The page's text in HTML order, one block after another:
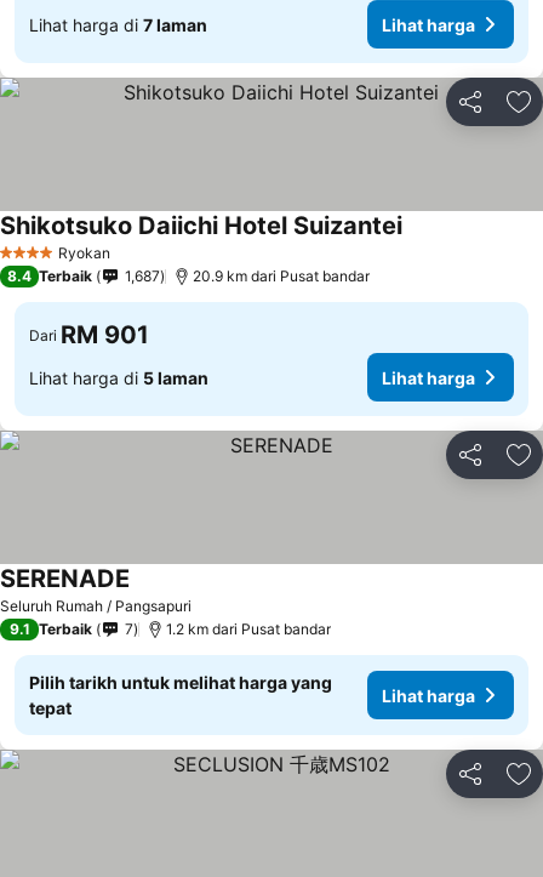
Lihat harga di 7 laman Lihat harga
Kongsi
4 BintangRyokan
Shikotsuko Daiichi Hotel SuizanteiLihat harga
8.4 Terbaik 1,687 20.9 km dari Pusat bandar
Dari RM 901
Lihat harga di 5 laman Lihat harga
Kongsi
Seluruh Rumah / Pangsapuri
SERENADE
9.1 Terbaik 7 1.2 km dari Pusat bandar
Pilih tarikh untuk melihat harga yang
tepat
Lihat harga
Kongsi